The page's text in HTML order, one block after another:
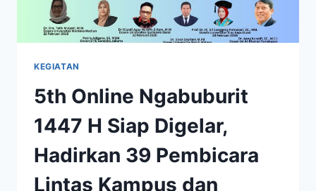
KEGIATAN
5th Online Ngabuburit
1447 H Siap Digelar,
Hadirkan 39 Pembicara
Lintas Kampus dan